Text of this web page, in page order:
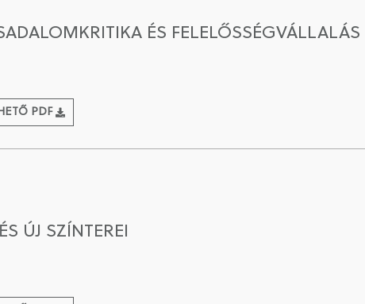
ÉS FELELŐSSÉGVÁLLALÁS
PDF
ÚJ SZÍNTEREI